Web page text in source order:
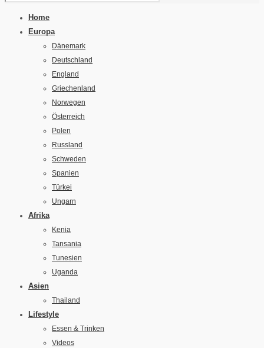
Home
Europa
Dänemark
Deutschland
England
Griechenland
Norwegen
Österreich
Polen
Russland
Schweden
Spanien
Türkei
Ungarn
Afrika
Kenia
Tansania
Tunesien
Uganda
Asien
Thailand
Lifestyle
Essen & Trinken
Videos